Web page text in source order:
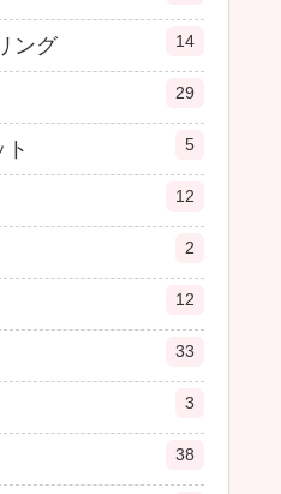
ング 14
29
5
12
2
12
33
3
38